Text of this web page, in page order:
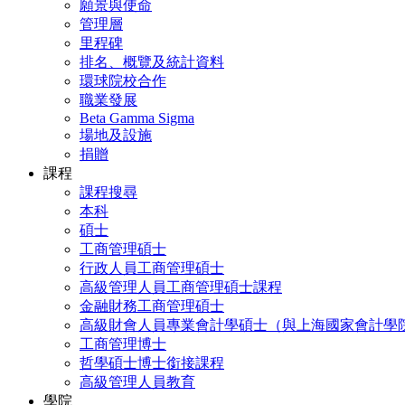
願景與使命
管理層
里程碑
排名、概覽及統計資料
環球院校合作
職業發展
Beta Gamma Sigma
場地及設施
捐贈
課程
課程搜尋
本科
碩士
工商管理碩士
行政人員工商管理碩士
高級管理人員工商管理碩士課程
金融財務工商管理碩士
高級財會人員專業會計學碩士（與上海國家會計學
工商管理博士
哲學碩士博士銜接課程
高級管理人員教育
學院